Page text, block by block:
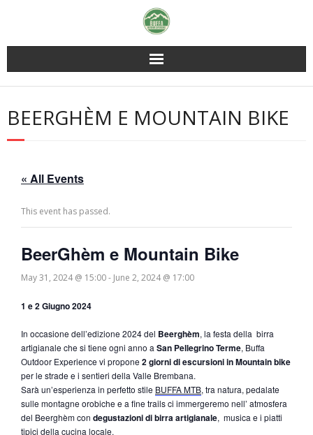
BEERGHÈM E MOUNTAIN BIKE
« All Events
This event has passed.
BeerGhèm e Mountain Bike
May 31, 2024 @ 15:00- June 2, 2024 @ 17:00
1 e2 Giugno 2024
In occasione dell’edizione 2024 del Beerghèm, la festa della birra
artigianale che si tiene ogni anno a San Pellegrino Terme, Buffa
Outdoor Experience vi propone 2 giornidi escursioni in Mountain bike
per le strade e i sentieri della Valle Brembana.
Sarà un’esperienza in perfetto stile BUFFA MTB, tra natura, pedalate
sulle montagne orobiche e a fine trails ci immergeremo nell’ atmosfera
del Beerghèm con degustazioni di birra artigianale, musica e i piatti
tipici della cucina locale.